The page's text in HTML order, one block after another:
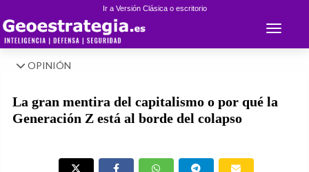
Ir a Versión Clásica o escritorio
Toggle
OPINIÓN
La gran mentira del capitalismo o por qué la
Generación Z está al borde del colapso